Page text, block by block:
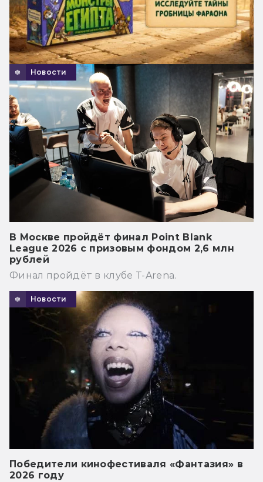
Новости
В Москве пройдёт финал Point Blank
League 2026 с призовым фондом 2,6 млн
рублей
Финал пройдёт в клубе T-Arena.
Новости
Победители кинофестиваля «Фантазия» в
2026 году